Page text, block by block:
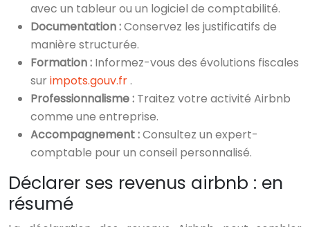
avec un tableur ou un logiciel de comptabilité.
Documentation :Conservez les justificatifs de
manière structurée.
Formation : Informez-vous des évolutions fiscales
sur impots.gouv.fr .
Professionnalisme : Traitez votre activité Airbnb
comme une entreprise.
Accompagnement :Consultez un expert-
comptable pour un conseil personnalisé.
Déclarer ses revenus airbnb : en
résumé